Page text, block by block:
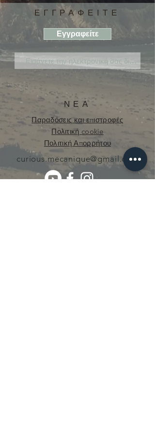
ΕΓΓΡΑΦΕΙΤΕ
Εγγραφείτε
ΝΕΑ
Παραδόσεις και επιστροφές
Πολιτική cookie
Πολιτική Απορρήτου
curious.mecanique@gmail.com